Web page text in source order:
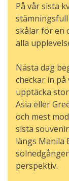
På vår sista
stämningsfull
skålar för en
alla
Nästa dag
checkar in
upptäcka
Asia eller
och mest
sista
längs Manila
perspektiv.